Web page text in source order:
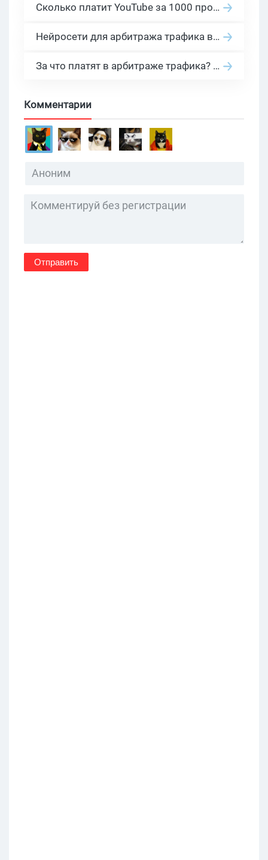
Сколько платит YouTube за 1000 просмотров в 2026: реальные цифры от 0.5 до 36 USD по ГЕО
Нейросети для арбитража трафика в 2026: инструменты, кейсы и AI-медиабайеры
За что платят в арбитраже трафика? 30 моделей оплаты в бурж и СНГ партнерках
Комментарии
Отправить